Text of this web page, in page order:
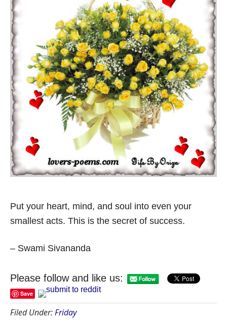
Put your heart, mind, and soul into even your
smallest acts. This is the secret of success.
– Swami Sivananda
Please follow and like us:
Save
Filed Under:Friday